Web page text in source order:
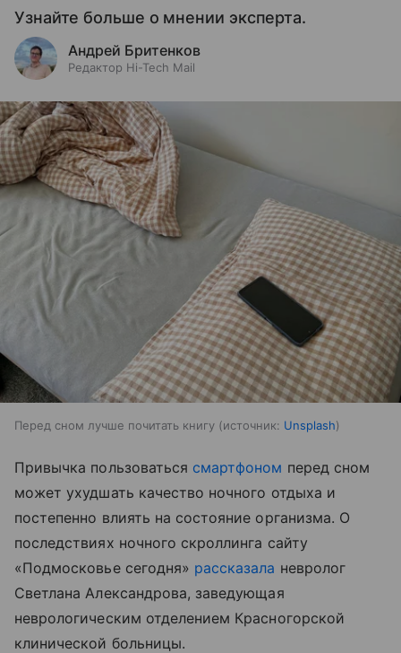
Узнайте больше о мнении эксперта.
Андрей Бритенков
Редактор Hi-Tech Mail
Перед сном лучше почитать книгу источник: Unsplash
Привычка пользоваться смартфоном перед сном
может ухудшать качество ночного отдыха и
постепенно влиять на состояние организма. О
последствиях ночного скроллинга сайту
«Подмосковье сегодня» рассказала невролог
Светлана Александрова, заведующая
неврологическим отделением Красногорской
клинической больницы.